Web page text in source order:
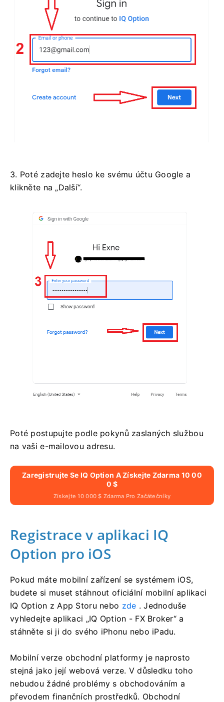
3. Poté zadejte heslo ke svému účtu Google a
klikněte na „Další“.
Poté postupujte podle pokynů zaslaných službou
na vaši e-mailovou adresu.
Zaregistrujte Se IQ Option A Získejte Zdarma 10 00
0 $
Získejte 10 000 $ Zdarma Pro Začátečníky
Registrace v aplikaci IQ
Option pro iOS
Pokud máte mobilní zařízení se systémem iOS,
budete si muset stáhnout oficiální mobilní aplikaci
IQ Option z App Storu nebo zde . Jednoduše
vyhledejte aplikaci „IQ Option - FX Broker“ a
stáhněte si ji do svého iPhonu nebo iPadu.
Mobilní verze obchodní platformy je naprosto
stejná jako její webová verze. V důsledku toho
nebudou žádné problémy s obchodováním a
převodem finančních prostředků. Obchodní